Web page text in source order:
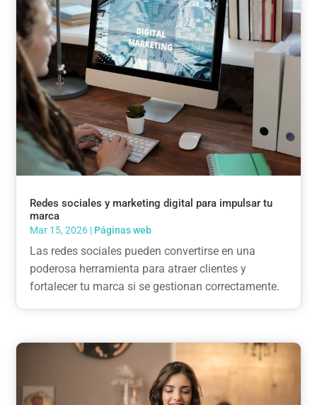
Redes sociales y marketing digital para impulsar tu
marca
Mar 15, 2026 | Páginas web
Las redes sociales pueden convertirse en una
poderosa herramienta para atraer clientes y
fortalecer tu marca si se gestionan correctamente.